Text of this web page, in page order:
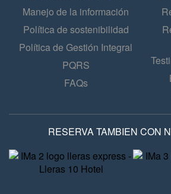
Manejo de la información
Política de sostenibilidad
Política de Gestión Integral
PQRS
FAQs
RESERVA TAMBIEN CON